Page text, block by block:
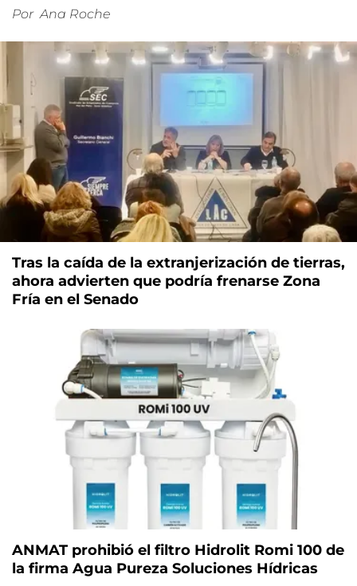
Por Ana Roche
Tras la caída de la extranjerización de tierras,
ahora advierten que podría frenarse Zona
Fría en el Senado
ANMAT prohibió el filtro Hidrolit Romi 100 de
la firma Agua Pureza Soluciones Hídricas